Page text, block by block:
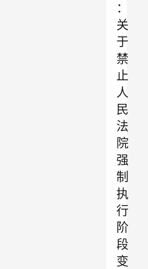
：
关
于
禁
止
人
民
法
院
强
制
执
行
阶
段
变